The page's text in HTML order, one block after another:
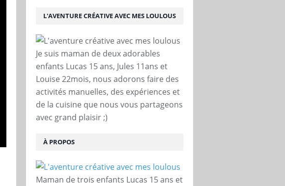
L'AVENTURE CRÉATIVE AVEC MES LOULOUS
Je suis maman de deux adorables
enfants Lucas 15 ans, Jules 11ans et
Louise 22mois, nous adorons faire des
activités manuelles, des expériences et
de la cuisine que nous vous partageons
avec grand plaisir ;)
À PROPOS
Maman de trois enfants Lucas 15 ans et